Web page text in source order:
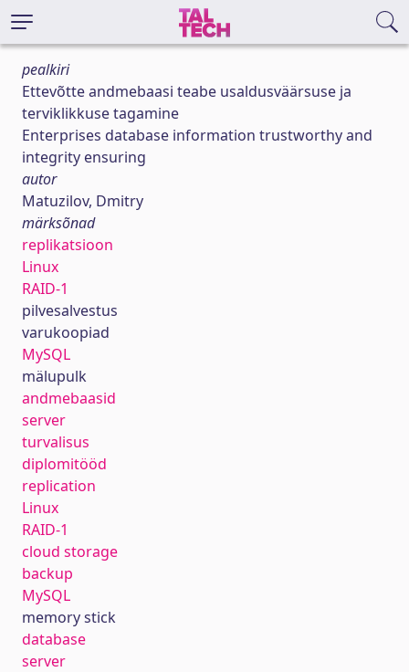
pealkiri
Ettevõtte andmebaasi teabe usaldusväärsuse ja
terviklikkuse tagamine
Enterprises database information trustworthy and
integrity ensuring
autor
Matuzilov, Dmitry
märksõnad
replikatsioon
Linux
RAID-1
pilvesalvestus
varukoopiad
MySQL
mälupulk
andmebaasid
server
turvalisus
diplomitööd
replication
Linux
RAID-1
cloud storage
backup
MySQL
memory stick
database
server